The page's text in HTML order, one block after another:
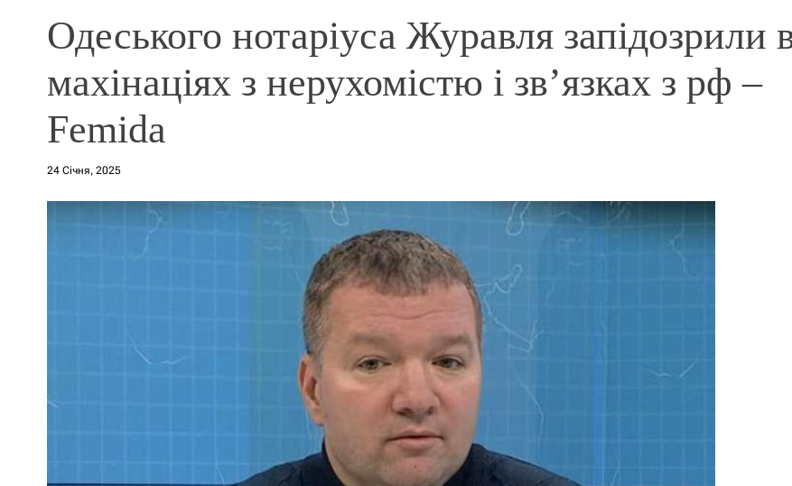
Одеського нотаріуса Журавля запідозрили
махінаціях з нерухомістю і зв’язках з рф –
Femida
24 Січня, 2025